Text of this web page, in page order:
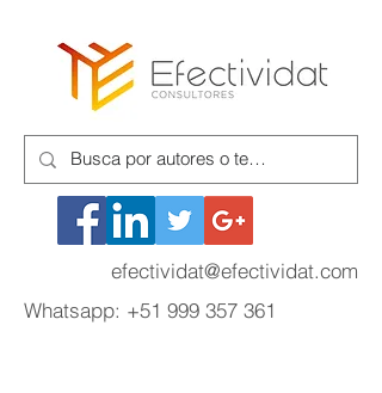
efectividat@efectividat.com
Whatsapp: +51 999 357 361